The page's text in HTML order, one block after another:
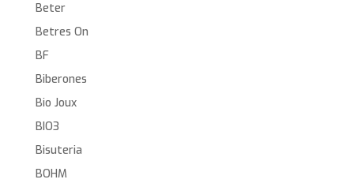
Beter
Betres On
BF
Biberones
Bio Joux
BIO3
Bisuteria
BOHM